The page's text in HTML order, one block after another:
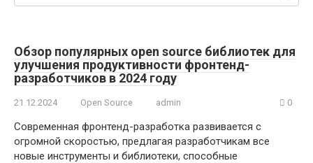
Обзор популярных open source библиотек для
улучшения продуктивности фронтенд-
разработчиков в 2024 году
21.12.2024 Open Source admin 0
Современная фронтенд-разработка развивается с
огромной скоростью, предлагая разработчикам все
новые инструменты и библиотеки, способные